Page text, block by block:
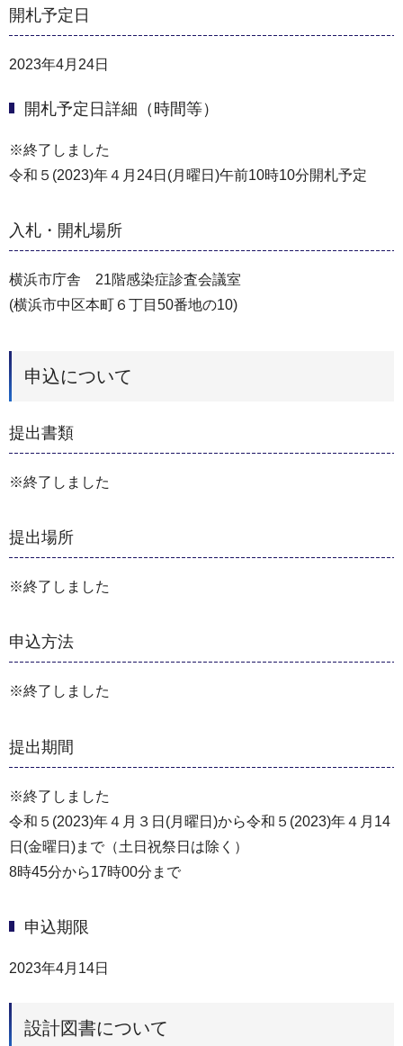
開札予定日
2023年4月24日
開札予定日詳細（時間等）
※終了しました
令和５(2023)年４月24日(月曜日)午前10時10分開札予定
入札・開札場所
横浜市庁舎 21階感染症診査会議室
(横浜市中区本町６丁目50番地の10)
申込について
提出書類
※終了しました
提出場所
※終了しました
申込方法
※終了しました
提出期間
※終了しました
令和５(2023)年４月３日(月曜日)から令和５(2023)年４月14
日(金曜日)まで（土日祝祭日は除く）
8時45分から17時00分まで
申込期限
2023年4月14日
設計図書について